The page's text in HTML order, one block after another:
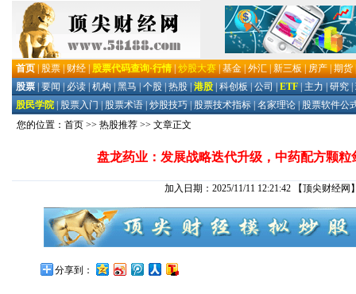
您的位置： 首页 >> 热股推荐 >> 文章正文
盘龙药业：发展战略迭代升级，中药配方颗粒
加入日期：2025/11/11 12:21:42 【顶尖财经网
分享到：